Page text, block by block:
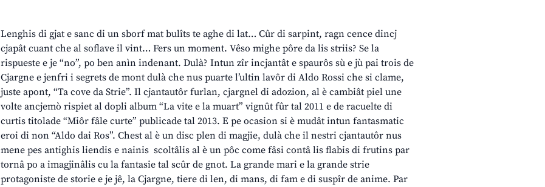
Lenghis di gjat e sanc di un sborf mat bulîts te aghe di lat… Cûr di sarpint, ragn cence dincj
cjapât cuant che al soflave il vint… Fers un moment. Vêso mighe pôre da lis striis? Se la
rispueste e je “no”, po ben anìn indenant. Dulà? Intun zîr incjantât e spaurôs sù e jù pai trois de
Cjargne e jenfri i segrets de mont dulà che nus puarte l’ultin lavôr di Aldo Rossi che si clame,
juste apont, “Ta cove da Strie”. Il cjantautôr furlan, cjargnel di adozion, al è cambiât piel une
volte ancjemò rispiet al dopli album “La vite e la muart” vignût fûr tal 2011 e de racuelte di
curtis titolade “Miôr fâle curte” publicade tal 2013. E pe ocasion si è mudât intun fantasmatic
eroi di non “Aldo dai Ros”. Chest al è un disc plen di magjie, dulà che il nestri cjantautôr nus
mene pes antighis liendis e nainis scoltâlis al è un pôc come fâsi contâ lis flabis di frutins par
tornâ po a imagjinâlis cu la fantasie tal scûr de gnot. La grande mari e la grande strie
protagoniste de storie e je jê, la Cjargne, tiere di len, di mans, di fam e di suspîr de anime. Par